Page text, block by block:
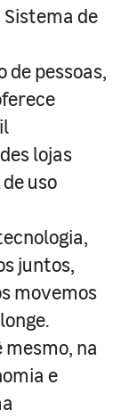
de
de pessoas,
lojas
uso
juntos,
movemos
mesmo, na
e